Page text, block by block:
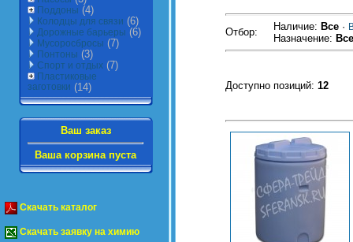
Поддоны (4)
Колодцы для связи (6)
Дорожные барьеры (6)
Мусоросбросы (7)
Понтоны (3)
Спорт и отдых (7)
Пластиковые
заготовки (14)
Ваш заказ
Ваша корзина пуста
Скачать каталог
Скачать заявку на химию
Отбор: Наличие: Все ·
Назначение: Все
Доступно позиций: 12